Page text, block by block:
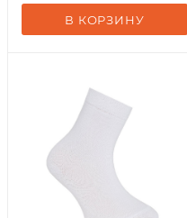
В КОРЗИНУ